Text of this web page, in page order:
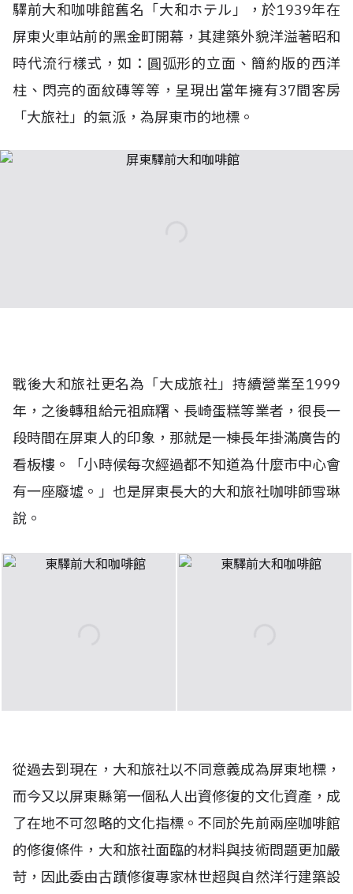
驛前大和咖啡館舊名「大和ホテル」，於1939年在
屏東火車站前的黑金町開幕，其建築外貌洋溢著昭和
時代流行樣式，如：圓弧形的立面、簡約版的西洋
柱、閃亮的面紋磚等等，呈現出當年擁有37間客房
「大旅社」的氣派，為屏東市的地標。
戰後大和旅社更名為「大成旅社」持續營業至1999
年，之後轉租給元祖麻糬、長崎蛋糕等業者，很長一
段時間在屏東人的印象，那就是一棟長年掛滿廣告的
看板樓。「小時候每次經過都不知道為什麼市中心會
有一座廢墟。」也是屏東長大的大和旅社咖啡師雪琳
說。
從過去到現在，大和旅社以不同意義成為屏東地標，
而今又以屏東縣第一個私人出資修復的文化資產，成
了在地不可忽略的文化指標。不同於先前兩座咖啡館
的修復條件，大和旅社面臨的材料與技術問題更加嚴
苛，因此委由古蹟修復專家林世超與自然洋行建築設